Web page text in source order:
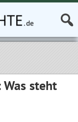
steht